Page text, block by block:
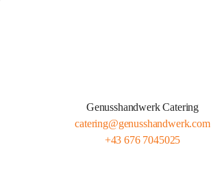
Genusshandwerk Catering
catering@genusshandwerk.com
+43 676 7045025